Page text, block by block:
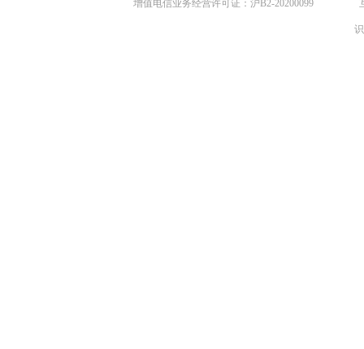
增值电信业务经营许可证：沪B2-20200099